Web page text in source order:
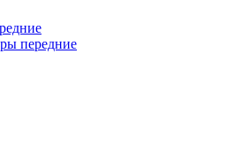
передние